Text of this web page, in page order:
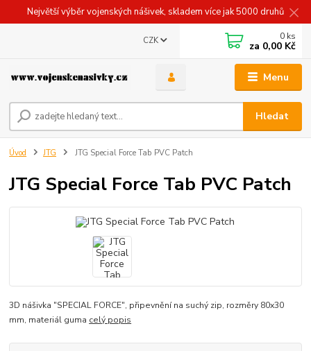
Největší výběr vojenských nášivek, skladem více jak 5000 druhů
Menu
CZK
Hledat
0 ks
za 0,00 Kč
Úvod JTG JTG Special Force Tab PVC Patch
JTG Special Force Tab PVC Patch
3D nášivka "SPECIAL FORCE", připevnění na suchý zip, rozměry 80x30
mm, materiál guma celý popis